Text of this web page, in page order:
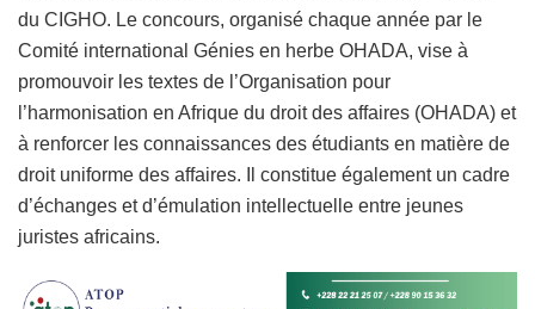
du CIGHO. Le concours, organisé chaque année par le
Comité international Génies en herbe OHADA, vise à
promouvoir les textes de l’Organisation pour
l’harmonisation en Afrique du droit des affaires (OHADA) et
à renforcer les connaissances des étudiants en matière de
droit uniforme des affaires. Il constitue également un cadre
d’échanges et d’émulation intellectuelle entre jeunes
juristes africains.